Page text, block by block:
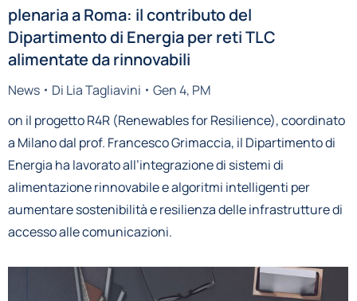
plenaria a Roma: il contributo del
Dipartimento di Energia per reti TLC
alimentate da rinnovabili
News Di Lia Tagliavini
Gen 4, PM
on il progetto R4R (Renewables for Resilience), coordinato
a Milano dal prof. Francesco Grimaccia, il Dipartimento di
Energia ha lavorato all’integrazione di sistemi di
alimentazione rinnovabile e algoritmi intelligenti per
aumentare sostenibilità e resilienza delle infrastrutture di
accesso alle comunicazioni.